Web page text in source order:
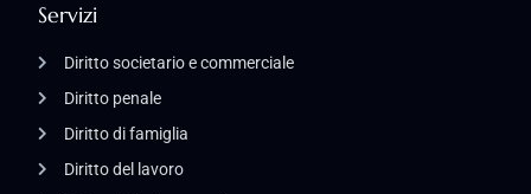
Servizi
Diritto societario e commerciale
Diritto penale
Diritto di famiglia
Diritto del lavoro